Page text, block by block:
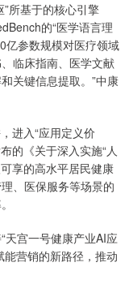
所基于的核心引擎
的“医学语言理
亿参数规模对医疗领域
临床指南、医学文献
关键信息提取。”中康
进入“应用定义价
的《关于深入实施“人
享的高水平居民健康
、医保服务等场景的
宫一号健康产业AI应
能营销的新路径，推动